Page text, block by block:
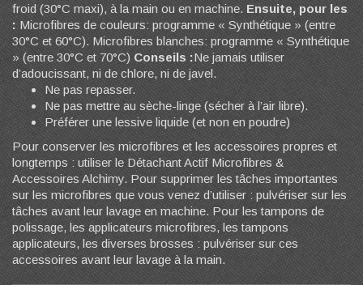
froid (30°C maxi), à la main ou en machine. Ensuite, pour les
:Microfibres de couleurs: programme « Synthétique » (entre
30°C et 60°C). Microfibres blanches: programme « Synthétique
» (entre 30°C et 70°C) Conseils :Ne jamais utiliser
d’adoucissant, ni de chlore, ni de javel.
Ne pas repasser.
Ne pas mettre au sèche-linge (sécher à l’air libre).
Préférer une lessive liquide (et non en poudre)
Pour conserver les microfibres et les accessoires propres et
longtemps : utiliser le Détachant Actif Microfibres &
Accessoires Alchimy. Pour supprimer les tâches importantes
sur les microfibres que vous venez d’utiliser : pulvériser sur les
tâches avant leur lavage en machine. Pour les tampons de
polissage, les applicateurs microfibres, les tampons
applicateurs, les diverses brosses : pulvériser sur ces
accessoires avant leur lavage à la main.